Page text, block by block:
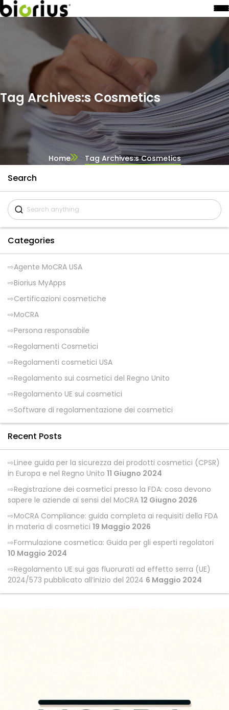
Tag Archives:s Cosmetics
Home Tag Archives:s Cosmetics
Search
Categories
Agente MoCRA USA
Biorius MyApps
Certificazioni cosmetiche
MoCRA
Persona responsabile
Regolamenti Cosmetici
Regolamenti cosmetici USA
Regolamento sui cosmetici del Regno Unito
Regolamento UE sui cosmetici
Software di regolamentazione dei cosmetici
Recent Posts
Linee guida per la sicurezza dei prodotti cosmetici (CPSR)
in Europa e nel Regno Unito 11 Giugno 2024
Registrazione dei cosmetici presso la FDA: cosa devono
sapere le aziende ai sensi del MoCRA 12 Giugno 2026
MoCRA Compliance: guida completa ai requisiti della FDA
in materia di cosmetici 19 Maggio 2026
Formulazione cosmetica: Guida per gli esperti regolatori
10 Maggio 2024
Regolamento UE sui gas fluorurati ad effetto serra (UE)
2024/573 pubblicato all’inizio del 2024 6 Maggio 2024